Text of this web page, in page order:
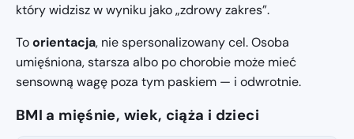
który widzisz w wyniku jako „zdrowy zakres”.
Toorientacja, nie spersonalizowany cel. Osoba
umięśniona, starsza albo po chorobie może mieć
sensowną wagę poza tym paskiem — i odwrotnie.
BMI a mięśnie, wiek, ciąża i dzieci